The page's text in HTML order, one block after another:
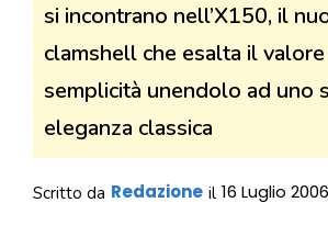
si incontrano nell’X150, il
clamshell che esalta il
semplicità unendolo ad uno
eleganza classica
Scritto da Redazione il 16 Luglio 2006